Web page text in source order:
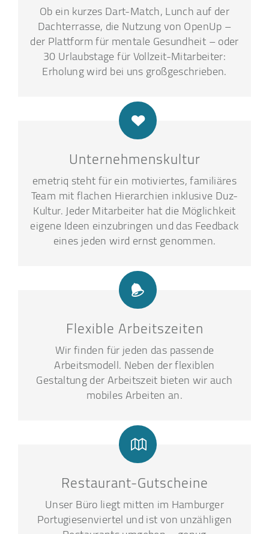
Ob ein kurzes Dart-Match, Lunch auf der
Dachterrasse, die Nutzung von OpenUp –
der Plattform für mentale Gesundheit – oder
30 Urlaubstage für Vollzeit-Mitarbeiter:
Erholung wird bei uns großgeschrieben.
Unternehmenskultur
emetriq steht für ein motiviertes, familiäres
Team mit flachen Hierarchien inklusive Duz-
Kultur. Jeder Mitarbeiter hat die Möglichkeit
eigene Ideen einzubringen und das Feedback
eines jeden wird ernst genommen.
Flexible Arbeitszeiten
Wir finden für jeden das passende
Arbeitsmodell. Neben der flexiblen
Gestaltung der Arbeitszeit bieten wir auch
mobiles Arbeiten an.
Restaurant-Gutscheine
Unser Büro liegt mitten im Hamburger
Portugiesenviertel und ist von unzähligen